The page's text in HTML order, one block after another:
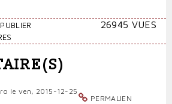
26945 VUES
PERMALIEN
le ven, 2015-12-25